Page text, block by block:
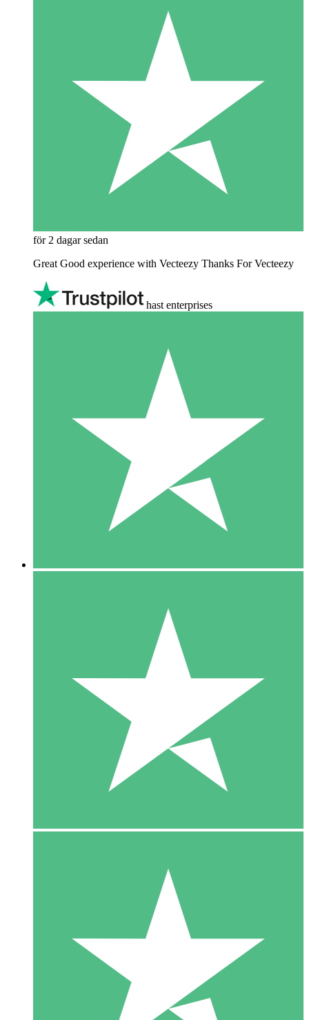
för 2 dagar sedan
Great Good experience with Vecteezy Thanks For Vecteezy
hast enterprises